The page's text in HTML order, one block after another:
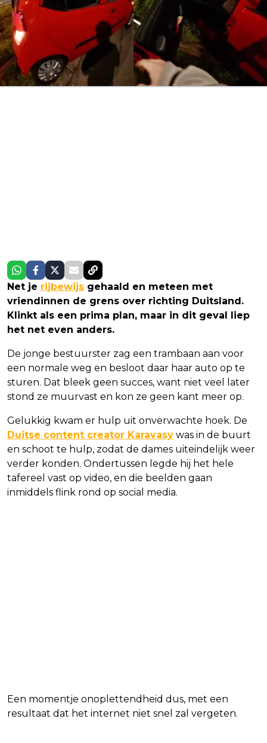
Net je rijbewijs gehaald en meteen met
vriendinnen de grens over richting Duitsland.
Klinkt als een prima plan, maar in dit geval liep
het net even anders.
De jonge bestuurster zag een trambaan aan voor
een normale weg en besloot daar haar auto op te
sturen. Dat bleek geen succes, want niet veel later
stond ze muurvast en kon ze geen kant meer op.
Gelukkig kwam er hulp uit onverwachte hoek. De
Duitse content creator Karavasy was in de buurt
en schoot te hulp, zodat de dames uiteindelijk weer
verder konden. Ondertussen legde hij het hele
tafereel vast op video, en die beelden gaan
inmiddels flink rond op social media.
Een momentje onoplettendheid dus, met een
resultaat dat het internet niet snel zal vergeten.